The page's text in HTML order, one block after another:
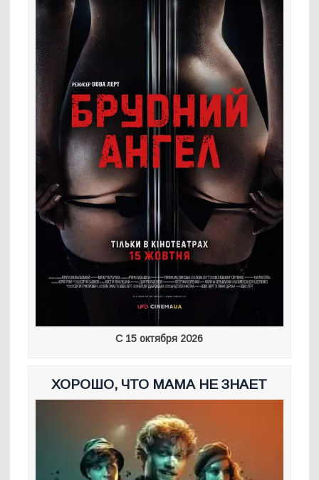
С 15 октября 2026
ХОРОШО, ЧТО МАМА НЕ ЗНАЕТ